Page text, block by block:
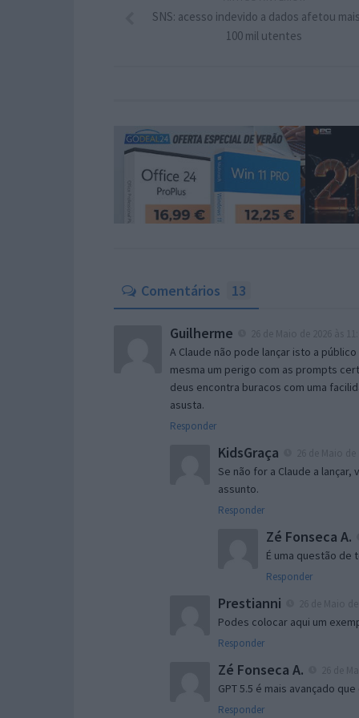
SNS: acesso indevido a dados afetou
100 mil utentes
Comentários 13
Guilherme
A Claude não pode lançar isto a
mesma um perigo com as prompts
deus encontra buracos com uma
asusta.
Responder
KidsGraça
Se não for a Claude a
assunto.
Responder
Zé Fonseca A.
É uma questão de
Responder
Prestianni
Podes colocar aqui um
Responder
Zé Fonseca A.
GPT 5.5 é mais avançado
Responder